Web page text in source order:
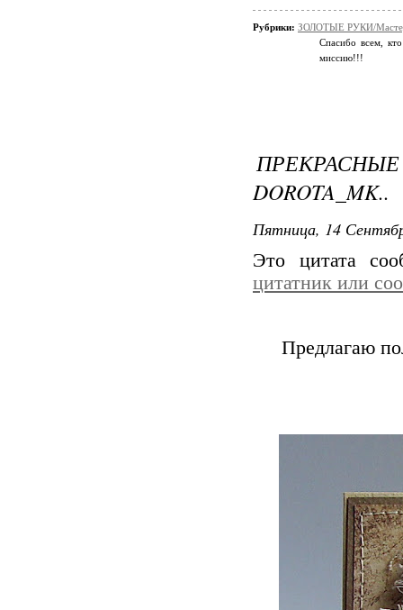
Рубрики: ЗОЛОТЫЕ РУКИ/
Спасибо всем,
миссию!!!
DOROTA_MK..
Пятница, 14
Это цитата
цитатник или
Предлагаю